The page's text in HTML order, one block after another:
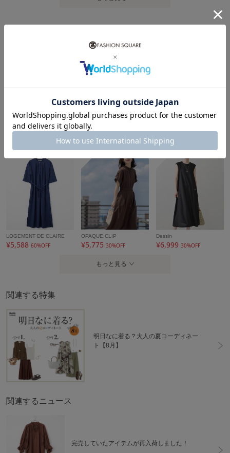
ANY
2
ANAYI
¥27,720 40%OFF ¥18,920
LOGEMENT DE CLAIRE
¥5,588 60%OFF
OPAQUE.CLIP
¥5,775 30%OFF
Dessin
¥6,999 30%OFF
もっと見る
関連する特集
明日なに着る？大人の夏コーディネー
ト【8月】
関連するニュース
完売していたアイテムが再入荷しました！